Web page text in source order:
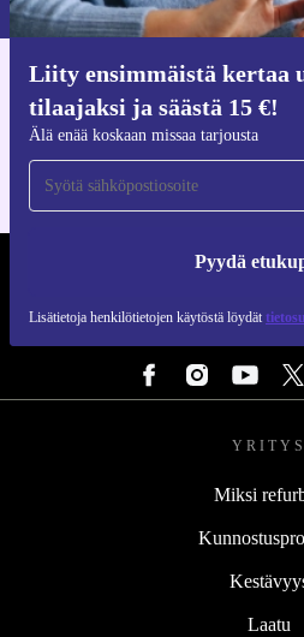
Liity ensimmäistä kertaa
tilaajaksi ja säästä 15 €!
Älä enää koskaan missaa tarjousta
Pyydä
Lisätietoja henkilötietojen käytöstä löydät
Hanki
iOS:lle ja
YRITYS
Miksi
Laatu